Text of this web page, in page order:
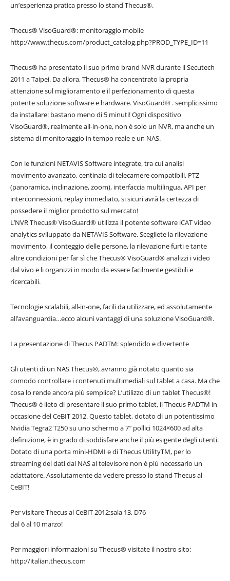
un’esperienza pratica presso lo stand Thecus®.
Thecus® VisoGuard®: monitoraggio mobile
http://www.thecus.com/product_catalog.php?PROD_TYPE_ID=11
Thecus® ha presentato il suo primo brand NVR durante il Secutech
2011 a Taipei. Da allora, Thecus® ha concentrato la propria
attenzione sul miglioramento e il perfezionamento di questa
potente soluzione software e hardware. VisoGuard® . semplicissimo
da installare: bastano meno di 5 minuti! Ogni dispositivo
VisoGuard®, realmente all-in-one, non è solo un NVR, ma anche un
sistema di monitoraggio in tempo reale e un NAS.
Con le funzioni NETAVIS Software integrate, tra cui analisi
movimento avanzato, centinaia di telecamere compatibili, PTZ
(panoramica, inclinazione, zoom), interfaccia multilingua, API per
interconnessioni, replay immediato, si sicuri avrà la certezza di
possedere il miglior prodotto sul mercato!
L’NVR Thecus® VisoGuard® utilizza il potente software iCAT video
analytics sviluppato da NETAVIS Software. Scegliete la rilevazione
movimento, il conteggio delle persone, la rilevazione furti e tante
altre condizioni per far sì che Thecus® VisoGuard® analizzi i video
dal vivo e li organizzi in modo da essere facilmente gestibili e
ricercabili.
Tecnologie scalabili, all-in-one, facili da utilizzare, ed assolutamente
all’avanguardia…ecco alcuni vantaggi di una soluzione VisoGuard®.
La presentazione di Thecus PADTM: splendido e divertente
Gli utenti di un NAS Thecus®, avranno già notato quanto sia
comodo controllare i contenuti multimediali sul tablet a casa. Ma che
cosa lo rende ancora più semplice? L’utilizzo di un tablet Thecus®!
Thecus® è lieto di presentare il suo primo tablet, il Thecus PADTM in
occasione del CeBIT 2012. Questo tablet, dotato di un potentissimo
Nvidia Tegra2 T250 su uno schermo a 7″ pollici 1024×600 ad alta
definizione, è in grado di soddisfare anche il più esigente degli utenti.
Dotato di una porta mini-HDMI e di Thecus UtilityTM, per lo
streaming dei dati dal NAS al televisore non è più necessario un
adattatore. Assolutamente da vedere presso lo stand Thecus al
CeBIT!
Per visitare Thecus al CeBIT 2012:sala 13, D76
dal 6 al 10 marzo!
Per maggiori informazioni su Thecus® visitate il nostro sito:
http://italian.thecus.com